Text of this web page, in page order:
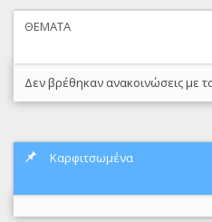
ΘΕΜΑΤΑ
Δεν βρέθηκαν ανακοινώσεις με
Καρφιτσωμένα